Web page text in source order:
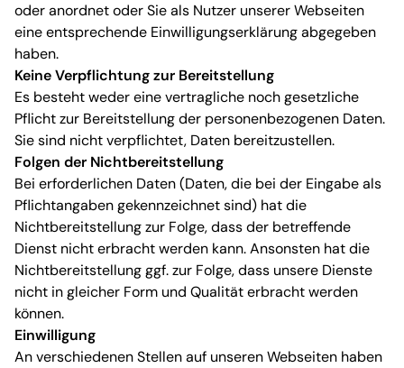
oder anordnet oder Sie als Nutzer unserer Webseiten
eine entsprechende Einwilligungserklärung abgegeben
haben.
Keine Verpflichtung zur Bereitstellung
Es besteht weder eine vertragliche noch gesetzliche
Pflicht zur Bereitstellung der personenbezogenen Daten.
Sie sind nicht verpflichtet, Daten bereitzustellen.
Folgen der Nichtbereitstellung
Bei erforderlichen Daten (Daten, die bei der Eingabe als
Pflichtangaben gekennzeichnet sind) hat die
Nichtbereitstellung zur Folge, dass der betreffende
Dienst nicht erbracht werden kann. Ansonsten hat die
Nichtbereitstellung ggf. zur Folge, dass unsere Dienste
nicht in gleicher Form und Qualität erbracht werden
können.
Einwilligung
An verschiedenen Stellen auf unseren Webseiten haben